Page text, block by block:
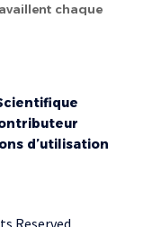
chaque
d’utilisation
Reserved.